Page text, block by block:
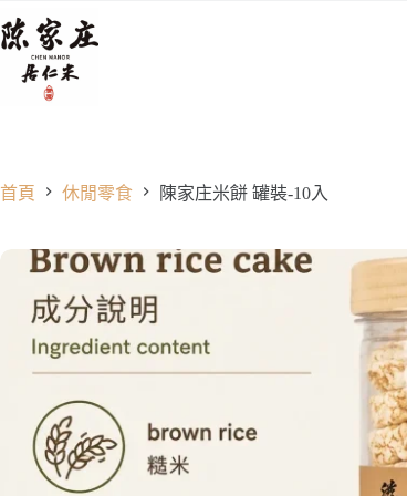
至
首頁 休閒零食 陳家庄米餅 罐裝-10入